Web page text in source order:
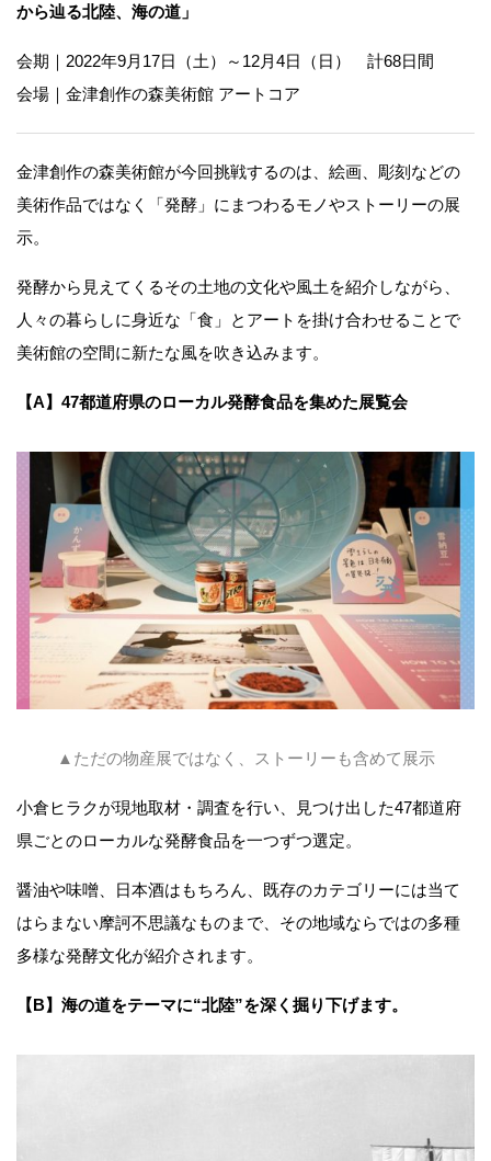
から辿る北陸、海の道」
会期｜2022年9月17日（土）～12月4日（日） 計68日間
会場｜金津創作の森美術館 アートコア
金津創作の森美術館が今回挑戦するのは、絵画、彫刻などの
美術作品ではなく「発酵」にまつわるモノやストーリーの展
示。
発酵から見えてくるその土地の文化や風土を紹介しながら、
人々の暮らしに身近な「食」とアートを掛け合わせることで
美術館の空間に新たな風を吹き込みます。
【A】47都道府県のローカル発酵食品を集めた展覧会
▲ただの物産展ではなく、ストーリーも含めて展示
小倉ヒラクが現地取材・調査を行い、見つけ出した47都道府
県ごとのローカルな発酵食品を一つずつ選定。
醤油や味噌、日本酒はもちろん、既存のカテゴリーには当て
はらまない摩訶不思議なものまで、その地域ならではの多種
多様な発酵文化が紹介されます。
【B】海の道をテーマに“北陸”を深く掘り下げます。